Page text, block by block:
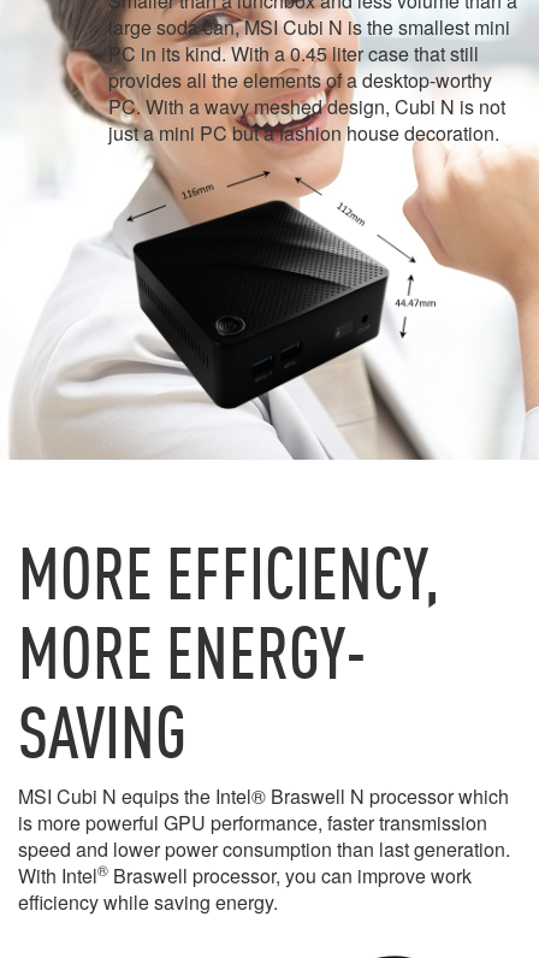
large soda can, MSI Cubi N is the smallest mini
PC in its kind. With a 0.45 liter case that still
provides all the elements of a desktop-worthy
PC. With a wavy meshed design, Cubi N is not
just a mini PC but a fashion house decoration.
MORE EFFICIENCY,
MORE ENERGY-
SAVING
MSI Cubi N equips the Intel® Braswell N processor which
is more powerful GPU performance, faster transmission
speed and lower power consumption than last generation.
With Intel® Braswell processor, you can improve work
efficiency while saving energy.